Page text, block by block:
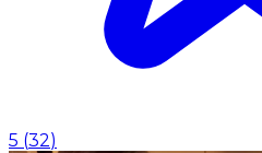
5 (32)